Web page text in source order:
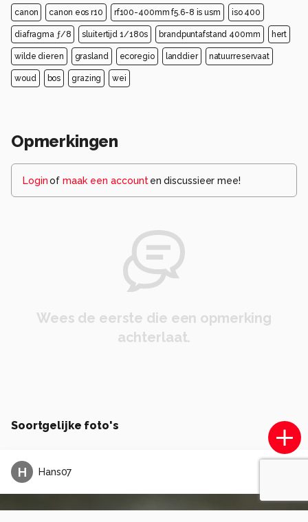
canon canon eos r10 rf100-400mm f5.6-8 is usm iso 400
diafragma ƒ/8 sluitertijd 1/180s brandpuntafstand 400mm hert
wilde dieren grasland ecoregio landdier natuurreservaat
woud bos grazing wei
Opmerkingen
Loginof maak een account en discussieer mee!
Wees de eerste die een opmerking
achterlaat.
Soortgelijke foto's
H Hans07